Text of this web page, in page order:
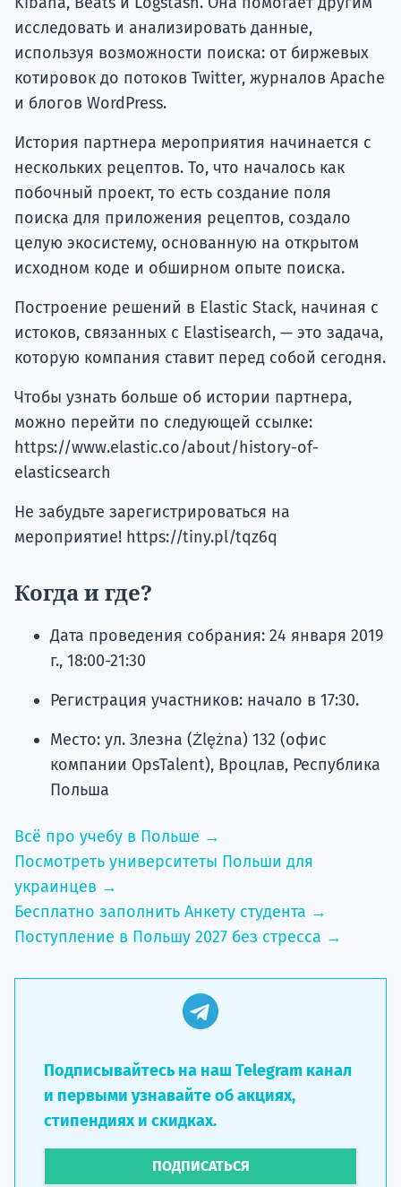
исследовать и анализировать данные,
используя возможности поиска: от биржевых
котировок до потоков Twitter, журналов Apache
и блогов WordPress.
нескольких рецептов. То, что началось как
побочный проект, то есть создание поля
поиска для приложения рецептов, создало
целую экосистему, основанную на открытом
исходном коде и обширном опыте поиска.
истоков, связанных с Elastisearch, — это задача,
которую компания ставит перед собой сегодня.
можно перейти по следующей ссылке:
https://www.elastic.co/about/history-of-
elasticsearch
мероприятие! https://tiny.pl/tqz6q
г., 18:00-21:30
компании OpsTalent), Вроцлав, Республика
Польша
Посмотреть университеты Польши для
украинцев →
Бесплатно заполнить Анкету студента →
Поступление в Польшу 2027 без стресса →
и первыми узнавайте об акциях,
стипендиях и скидках.
ПОДПИСАТЬСЯ